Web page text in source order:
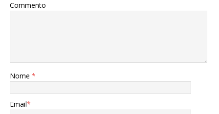
Commento
Nome *
Email*